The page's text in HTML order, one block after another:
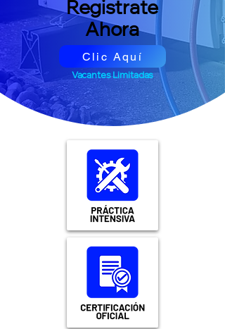
Registrate
Ahora
Clic Aquí
Vacantes Limitadas